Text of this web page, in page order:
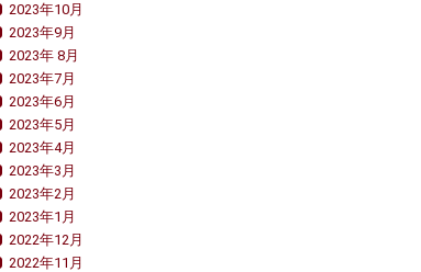
2023年10月
2023年9月
2023年 8月
2023年7月
2023年6月
2023年5月
2023年4月
2023年3月
2023年2月
2023年1月
2022年12月
2022年11月